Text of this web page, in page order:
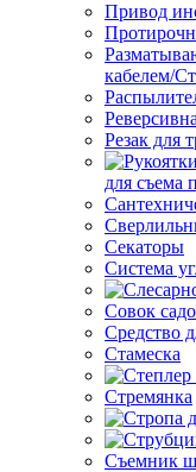
Привод
кабелем/
Резак для
для съема
Секаторы
Система
Совок
Средство
Стамеска
Стремянка
Съемник